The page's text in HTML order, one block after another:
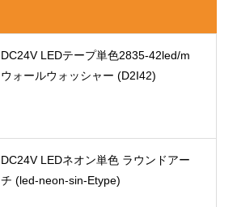
DC24V LEDテープ単色2835-42led/m
ウォールウォッシャー (D2I42)
DC24V LEDネオン単色 ラウンドアー
チ (led-neon-sin-Etype)